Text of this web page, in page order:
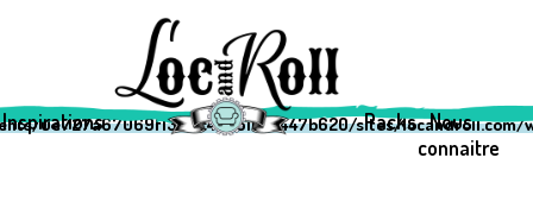
sites/locandroll.com/wp-content/
sites/locandroll.com/wp-content/
0e727a67069f1333c42a510f3447b620/sites/
Inspirations Packs Nous
connaitre